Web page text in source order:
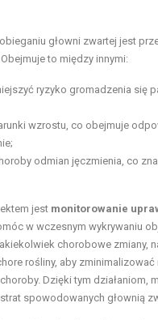
głowni zwartej jest
Obejmuje to między innymi:
ryzyko gromadzenia się
wzrostu, co obejmuje
odmian jęczmienia, co
jest monitorowanie
w wczesnym wykrywaniu
chorobowe zmiany,
rośliny, aby
Dzięki tym działaniom,
spowodowanych głownią